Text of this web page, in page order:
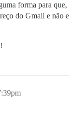
forma para
do Gmail e não